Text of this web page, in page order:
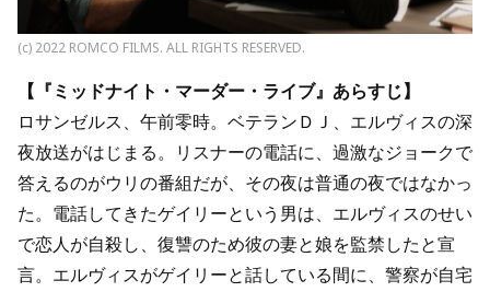
(c) 2022 ROMCO FILMS. ALL RIGHTS RESERVED.
【『ミッドナイト・マーダー・ライブ』あらすじ】
ロサンゼルス、午前零時。ベテランＤＪ、エルヴィスの深
夜放送がはじまる。リスナーの電話に、過激なジョークで
答えるのがウリの番組だが、その夜は普通の夜ではなかっ
た。電話してきたゲイリーという男は、エルヴィスのせい
で恋人が自殺し、復讐のため彼の妻と娘を監禁したと宣
言。エルヴィスがゲイリーと話している間に、警察が自宅